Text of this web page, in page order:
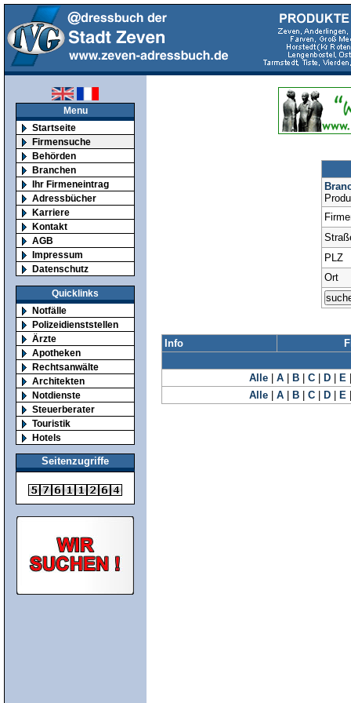
Menu
Startseite
Firmensuche
Behörden
Branchen
Ihr Firmeneintrag
Adressbücher
Karriere
Kontakt
AGB
Impressum
Datenschutz
Quicklinks
Notfälle
Polizeidienststellen
Ärzte
Apotheken
Rechtsanwälte
Architekten
Notdienste
Steuerberater
Touristik
Hotels
Seitenzugriffe
PLZ
Ort
Info
Alle A B C D E
Alle
A B C D E